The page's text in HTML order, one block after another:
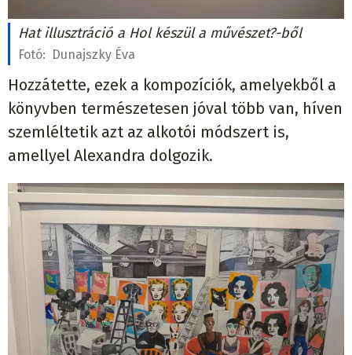
Hat illusztráció a Hol készül a művészet?-ből
Fotó: Dunajszky Éva
Hozzátette, ezek a kompozíciók, amelyekből a
könyvben természetesen jóval több van, híven
szemléltetik azt az alkotói módszert is,
amellyel Alexandra dolgozik.